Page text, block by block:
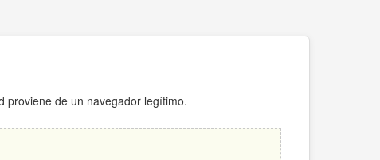
proviene de un navegador legítimo.